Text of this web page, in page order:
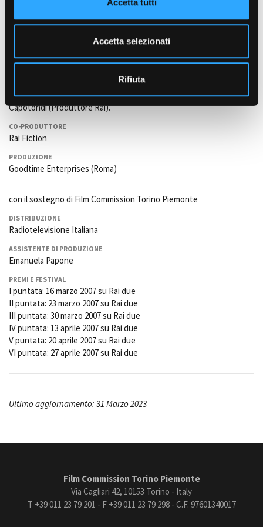
Accetta tutti
Accetta selezionati
Rifiuta
ISPETTORE DI PRODUZIONE
Giorgio Innocenti
Gabriella Buontempo e Massimo Martino per Goodtime srl.Carla
Capotondi (Produttore Rai).
CO-PRODUTTORE
Rai Fiction
PRODUZIONE
Goodtime Enterprises (Roma)
con il sostegno di Film Commission Torino Piemonte
DISTRIBUZIONE
Radiotelevisione Italiana
ASSISTENTE DI PRODUZIONE
Emanuela Papone
PREMI E FESTIVAL
I puntata: 16 marzo 2007 su Rai due
II puntata: 23 marzo 2007 su Rai due
III puntata: 30 marzo 2007 su Rai due
IV puntata: 13 aprile 2007 su Rai due
V puntata: 20 aprile 2007 su Rai due
VI puntata: 27 aprile 2007 su Rai due
Ultimo aggiornamento: 31 Marzo 2023
Film Commission Torino Piemonte
Via Cagliari 42, 10153 Torino - Italy
T +39 011 23 79 201 - F +39 011 23 79 298 - C.F. 97601340017